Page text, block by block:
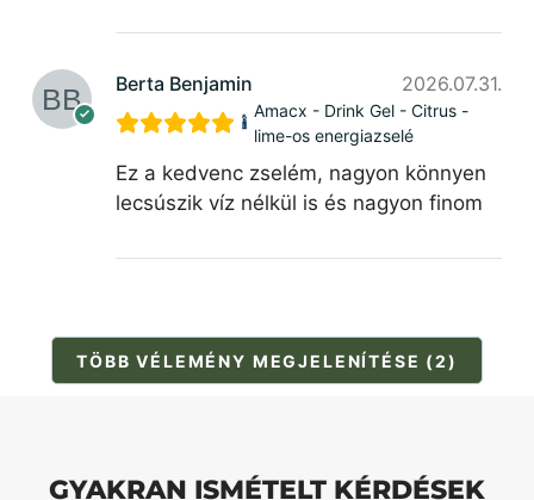
Berta Benjamin 2026.07.31.
Amacx - Drink Gel - Citrus -
lime-os energiazselé
Ez a kedvenc zselém, nagyon könnyen
lecsúszik víz nélkül is és nagyon finom
TÖBB VÉLEMÉNY MEGJELENÍTÉSE (2)
GYAKRAN ISMÉTELT KÉRDÉSEK